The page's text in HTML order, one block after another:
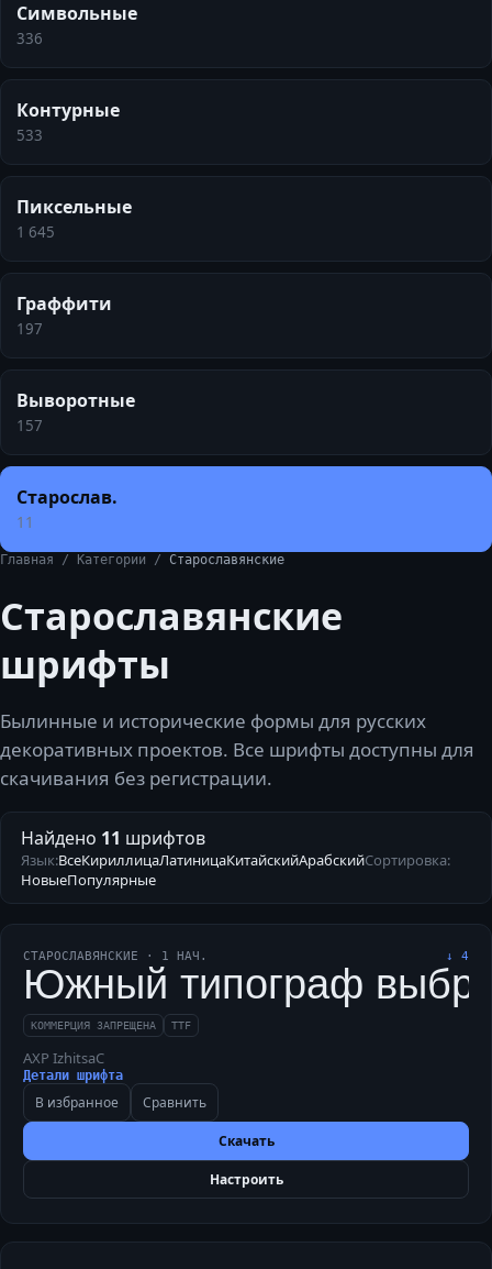
Символьные
336
Контурные
533
Пиксельные
1 645
Граффити
197
Выворотные
157
Старослав.
11
Главная / Категории / Старославянские
Старославянские
шрифты
Былинные и исторические формы для русских
декоративных проектов. Все шрифты доступны для
скачивания без регистрации.
Найдено 11 шрифтов
Язык:ВсеКириллицаЛатиницаКитайскийАрабскийСортировка:
НовыеПопулярные
СТАРОСЛАВЯНСКИЕ · 1 НАЧ. ↓ 4
Южный типограф
КОММЕРЦИЯ ЗАПРЕЩЕНА TTF
AXP IzhitsaC
Детали шрифта
В избранное Сравнить
Скачать
Настроить